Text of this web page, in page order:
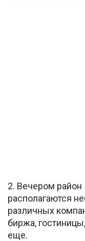
2. Вечером
располагаются
различных
биржа,
еще.